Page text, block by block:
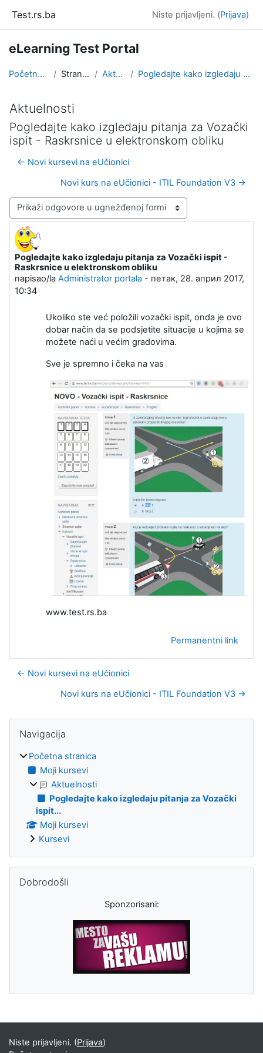
Test.rs.ba Niste prijavljeni. (Prijava)
eLearning Test Portal
Početna stranica Stranice sajta Aktuelnosti Pogledajte kako izgledaju pitanja za Vozački ispit...
Aktuelnosti
Pogledajte kako izgledaju pitanja za Vozački
ispit - Raskrsnice u elektronskom obliku
← Novi kursevi na eUčionici
Novi kurs na eUčionici - ITIL Foundation V3 →
Način prikazivanja
Pogledajte kako izgledaju pitanja za Vozački ispit -
Raskrsnice u elektronskom obliku
napisao/la Administrator portala - петак, 28. април 2017,
10:34
Broj odgovora: 0
Ukoliko ste već položili vozački ispit, onda je ovo
dobar način da se podsjetite situacije u kojima se
možete naći u većim gradovima.
Sve je spremno i čeka na vas
www.test.rs.ba
Permanentni link
← Novi kursevi na eUčionici
Novi kurs na eUčionici - ITIL Foundation V3 →
Blokovi
Navigacija
Početna stranica
Moji kursevi
Aktuelnosti
Pogledajte kako izgledaju pitanja za Vozački
ispit...
Moji kursevi
Kursevi
Dobrodošli
Sponzorisani:
Dodatni blokovi
Niste prijavljeni. (Prijava)